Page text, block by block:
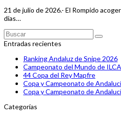
21 de julio de 2026.- El Rompido
días…
Buscar
Enviar
Entradas recientes
Ranking Andaluz de Snipe 2026
Campeonato del Mundo de
44 Copa del Rey Mapfre
Copa y Campeonato de
Copa y Campeonato de
Categorías